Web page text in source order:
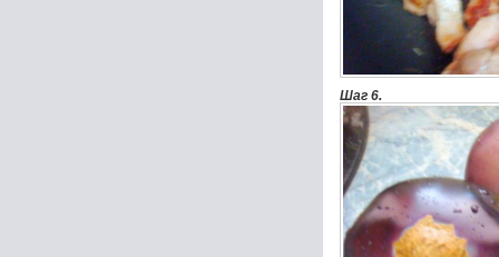
Шаг 6.